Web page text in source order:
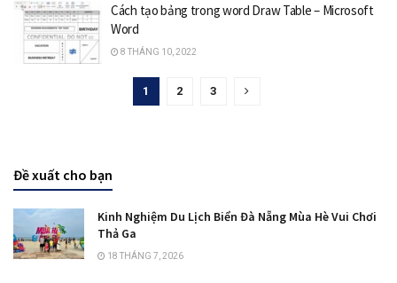
Cách tạo bảng trong word Draw Table – Microsoft
Word
8 THÁNG 10, 2022
1 2 3
Đề xuất cho bạn
Kinh Nghiệm Du Lịch Biển Đà Nẵng Mùa Hè Vui Chơi
Thả Ga
18 THÁNG 7, 2026